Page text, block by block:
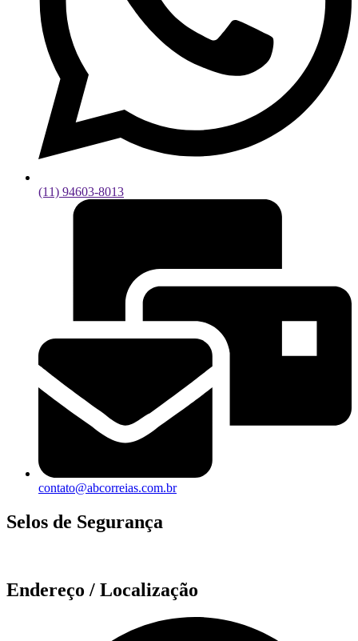
(11) 94603-8013
contato@abcorreias.com.br
Selos de Segurança
Endereço / Localização